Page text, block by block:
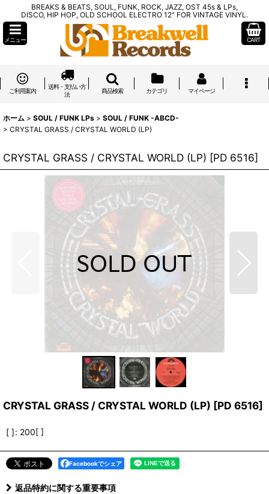
BREAKS & BEATS, SOUL, FUNK, ROCK, JAZZ, OST 45s & LPs,
DISCO, HIP HOP, OLD SCHOOL ELECTRO 12" FOR VINTAGE VINYL.
メニュー CART
ご利用案内
送料・支払い方
法
商品検索 カテゴリ マイページ
ホーム > SOUL / FUNK LPs > SOUL / FUNK -ABCD-
> CRYSTAL GRASS / CRYSTAL WORLD (LP)
CRYSTAL GRASS / CRYSTAL WORLD (LP) [PD 6516]
CRYSTAL GRASS / CRYSTAL WORLD (LP) [PD 6516]
[ ]: 200[ ]
Facebookでシェア
返品特約に関する重要事項